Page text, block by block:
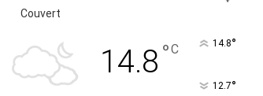
Couvert
14.8 °C 14.8°
12.7°